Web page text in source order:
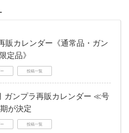
販カレンダー《通常品・ガン
定品》
投稿一覧
ガンプラ再販カレンダー ≪号
が決定
投稿一覧